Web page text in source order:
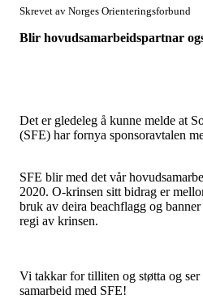
Skrevet av Norges Orienteringsforbund
Blir hovudsamarbeidspartnar
Det er gledeleg å kunne melde at
(SFE) har fornya sponsoravtalen
SFE blir med det vår
2020. O-krinsen sitt bidrag er
bruk av deira beachflagg og
regi av krinsen.
Vi takkar for tilliten og støtta og
samarbeid med SFE!